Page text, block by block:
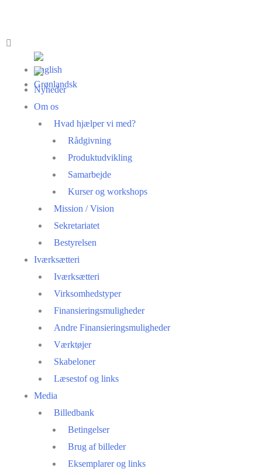
Nyheder
Om os
Hvad hjælper vi med?
Rådgivning
Produktudvikling
Samarbejde
Kurser og workshops
Mission / Vision
Sekretariatet
Bestyrelsen
Iværksætteri
Iværksætteri
Virksomhedstyper
Finansieringsmuligheder
Andre Finansieringsmuligheder
Værktøjer
Skabeloner
Læsestof og links
Media
Billedbank
Betingelser
Brug af billeder
Eksemplarer og links